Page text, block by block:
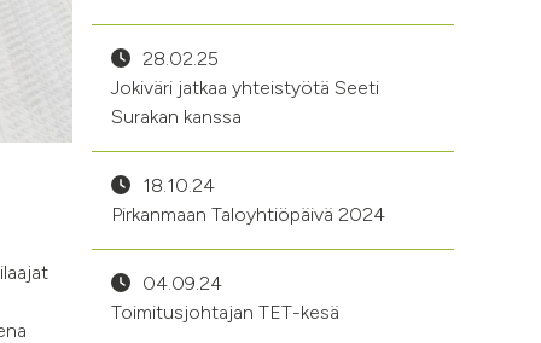
28.02.25
Jokiväri jatkaa yhteistyötä Seeti
Surakan kanssa
18.10.24
Pirkanmaan Taloyhtiöpäivä 2024
04.09.24
Toimitusjohtajan TET-kesä